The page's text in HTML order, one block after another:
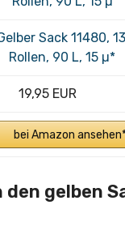
Sack 11480,
Rollen, 90 L, 15 µ*
19,95 EUR
bei Amazon
den gelben